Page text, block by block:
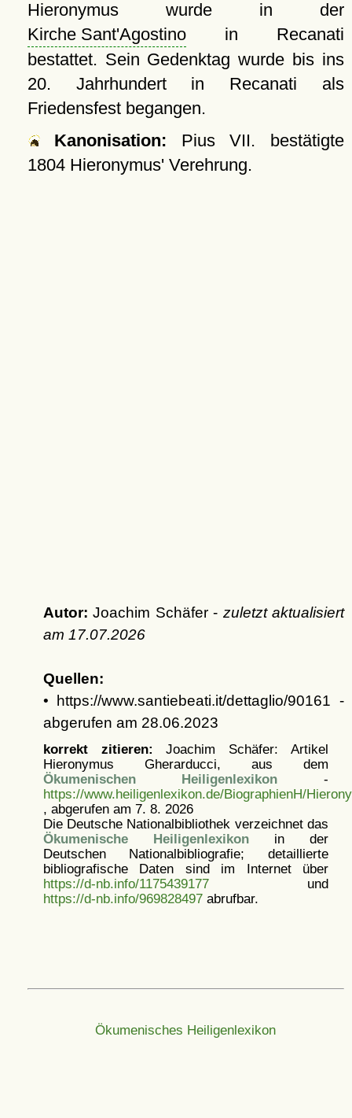
Hieronymus wurde in der
Kirche Sant'Agostinoin Recanati
bestattet. Sein Gedenktag wurde bis ins
20. Jahrhundert in Recanati als
Friedensfest begangen.
Kanonisation: Pius VII. bestätigte
1804Hieronymus' Verehrung.
Autor: Joachim Schäfer - zuletzt aktualisiert
am 17.07.2026
Quellen:
• https://www.santiebeati.it/dettaglio/90161 -
abgerufen am 28.06.2023
korrekt zitieren: Joachim Schäfer: Artikel
Hieronymus Gherarducci, aus dem
Ökumenischen Heiligenlexikon -
https://www.heiligenlexikon.de/BiographienH/
, abgerufen am 7. 8. 2026
Die Deutsche Nationalbibliothek verzeichnet das
Ökumenische Heiligenlexikonin der
Deutschen Nationalbibliografie; detaillierte
bibliografische Daten sind im Internet über
https://d-nb.info/1175439177und
https://d-nb.info/969828497abrufbar.
Ökumenisches Heiligenlexikon